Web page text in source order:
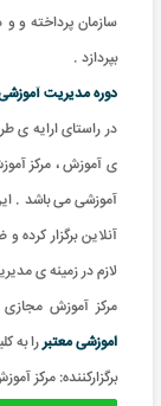
سازمان پرداخته و
بپردازد .
دوره مدیریت
در راستای ارایه ی
ی آموزش ، مرکز
آموزشی می باشد .
آنلاین برگزار
لازم در زمینه ی
مرکز آموزش مجازی
اموزشی معتبررا به
برگزارکننده: مرکز